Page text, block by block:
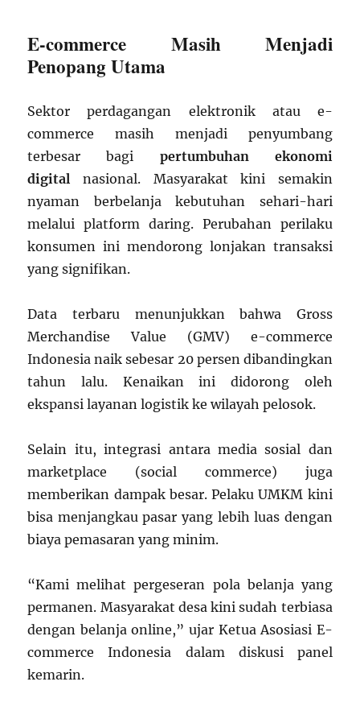
E-commerce Masih Menjadi
Penopang Utama
Sektor perdagangan elektronik atau e-
commerce masih menjadi penyumbang
terbesar bagi pertumbuhan ekonomi
digital nasional. Masyarakat kini semakin
nyaman berbelanja kebutuhan sehari-hari
melalui platform daring. Perubahan perilaku
konsumen ini mendorong lonjakan transaksi
yang signifikan.
Data terbaru menunjukkan bahwa Gross
Merchandise Value (GMV) e-commerce
Indonesia naik sebesar 20 persen dibandingkan
tahun lalu. Kenaikan ini didorong oleh
ekspansi layanan logistik ke wilayah pelosok.
Selain itu, integrasi antara media sosial dan
marketplace (social commerce) juga
memberikan dampak besar. Pelaku UMKM kini
bisa menjangkau pasar yang lebih luas dengan
biaya pemasaran yang minim.
“Kami melihat pergeseran pola belanja yang
permanen. Masyarakat desa kini sudah terbiasa
dengan belanja online,” ujar Ketua Asosiasi E-
commerce Indonesia dalam diskusi panel
kemarin.